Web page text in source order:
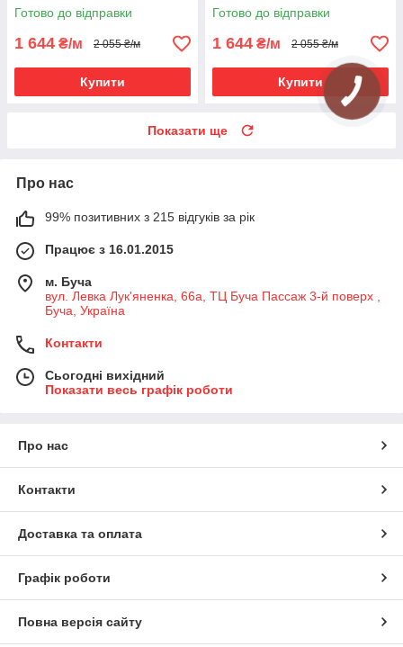
Готово до відправки
1 644 ₴/м 2 055 ₴/м
Купити
Готово до відправки
1 644 ₴/м 2 055 ₴/м
Купити
Показати ще
Про нас
99% позитивних з 215 відгуків за рік
Працює з 16.01.2015
м. Буча
вул. Левка Лук'яненка, 66а, ТЦ Буча Пассаж 3-й поверх ,
Буча, Україна
Контакти
Сьогодні вихідний
Показати весь графік роботи
Про нас
Контакти
Доставка та оплата
Графік роботи
Повна версія сайту